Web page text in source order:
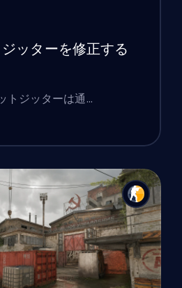
ッターを修正する
トジッターは通…